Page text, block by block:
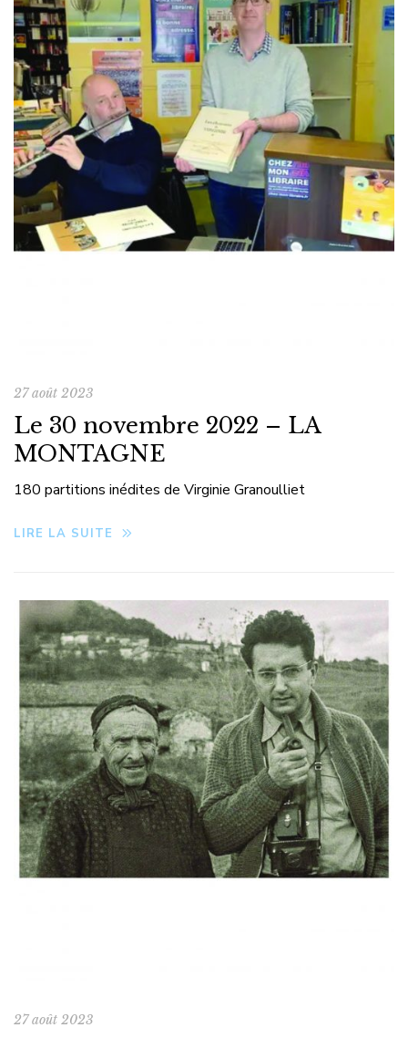
27 août 2023
Le 30 novembre 2022 – LA
MONTAGNE
180 partitions inédites de Virginie Granoulliet
LIRE LA SUITE
27 août 2023